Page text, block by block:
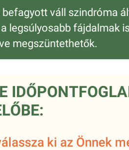
váll szindróma
legsúlyosabb fájdalmak
megszüntethetők.
ki az Önnek